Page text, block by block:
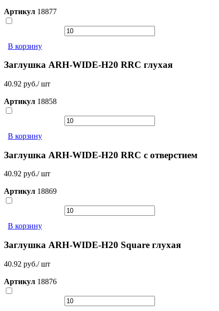
Артикул 18877
В корзину
Заглушка ARH-WIDE-H20 RRC глухая
40.92 руб./ шт
Артикул 18858
В корзину
Заглушка ARH-WIDE-H20 RRC с отверстием
40.92 руб./ шт
Артикул 18869
В корзину
Заглушка ARH-WIDE-H20 Square глухая
40.92 руб./ шт
Артикул 18876